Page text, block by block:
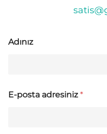
Adınız
E-posta adresiniz*